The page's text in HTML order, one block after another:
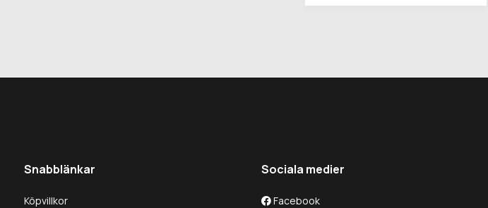
Snabblänkar
Köpvillkor
Sociala medier
Facebook